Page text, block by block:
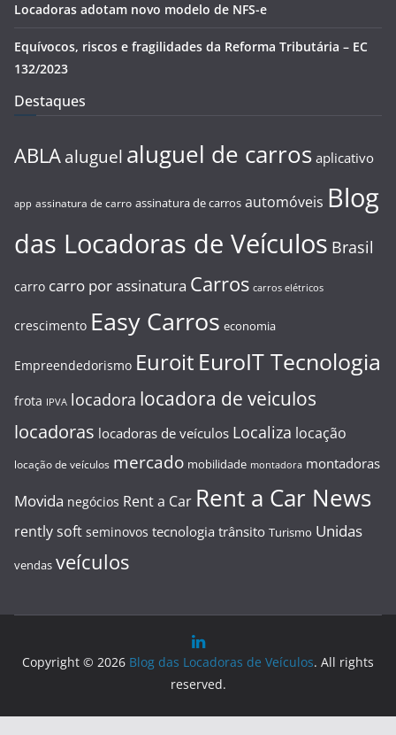
Locadoras adotam novo modelo de NFS-e
Equívocos, riscos e fragilidades da Reforma Tributária – EC
132/2023
Destaques
ABLA aluguel aluguel de carros aplicativo
app assinatura de carro assinatura de carros automóveis Blog
das Locadoras de Veículos Brasil
carro carro por assinatura Carros carros elétricos
crescimento Easy Carros economia
Empreendedorismo Euroit EuroIT Tecnologia
frota IPVA locadora locadora de veiculos
locadoras locadoras de veículos Localiza locação
locação de veículos mercado mobilidade montadora montadoras
Movida negócios Rent a Car Rent a Car News
rently soft seminovos tecnologia trânsito Turismo Unidas
vendas veículos
Copyright © 2026 Blog das Locadoras de Veículos. All rights
reserved.